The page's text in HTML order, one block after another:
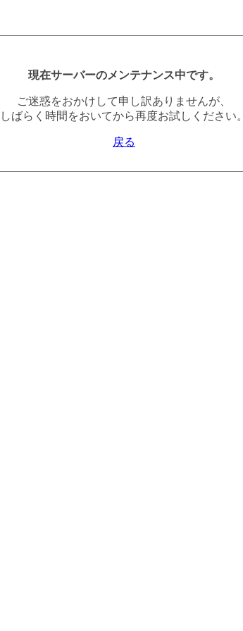
現在サーバーのメンテナンス中です。
ご迷惑をおかけして申し訳ありませんが、
しばらく時間をおいてから再度お試しください。
戻る